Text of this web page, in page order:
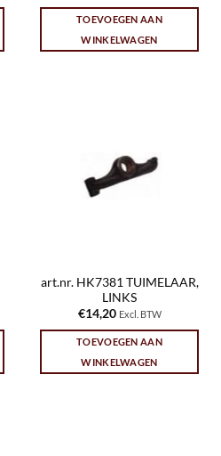
TOEVOEGEN AAN
WINKELWAGEN
art.nr. HK7381 TUIMELAAR,
LINKS
€14,20 Excl. BTW
TOEVOEGEN AAN
WINKELWAGEN